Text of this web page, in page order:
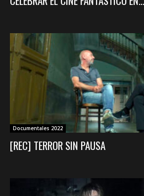
Documentales 2022
[REC] TERROR SIN PAUSA